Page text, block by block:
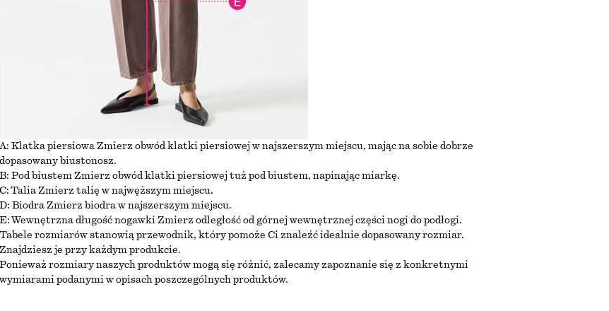
A: Klatka piersiowa Zmierz obwód klatki piersiowej w najszerszym miejscu, mając na sobie dobrze
dopasowany biustonosz.
B: Pod biustem Zmierz obwód klatki piersiowej tuż pod biustem, napinając miarkę.
C: Talia Zmierz talię w najwęższym miejscu.
D: Biodra Zmierz biodra w najszerszym miejscu.
E: Wewnętrzna długość nogawki Zmierz odległość od górnej wewnętrznej części nogi do podłogi.
Tabele rozmiarów stanowią przewodnik, który pomoże Ci znaleźć idealnie dopasowany rozmiar.
Znajdziesz je przy każdym produkcie.
Ponieważ rozmiary naszych produktów mogą się różnić, zalecamy zapoznanie się z konkretnymi
wymiarami podanymi w opisach poszczególnych produktów.